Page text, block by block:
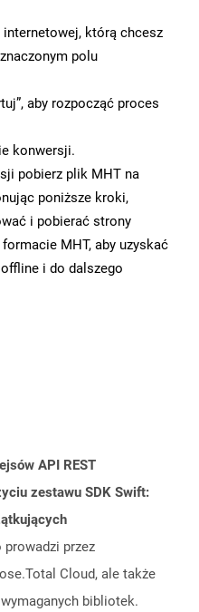
internetowej, którą chcesz
polu
aby rozpocząć proces
konwersji.
pobierz plik MHT na
poniższe kroki,
i pobierać strony
MHT, aby uzyskać
i do dalszego
API REST
zestawu SDK Swift:
prowadzi przez
Cloud, ale także
bibliotek.